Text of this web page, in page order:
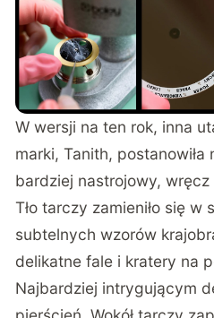
W wersji na ten rok, inna
marki, Tanith, postanowiła
bardziej nastrojowy,
Tło tarczy zamieniło się w
subtelnych wzorów
delikatne fale i kratery na
Najbardziej intrygującym